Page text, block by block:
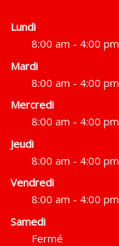
Lundi
8:00 am - 4:00 pm
Mardi
8:00 am - 4:00 pm
Mercredi
8:00 am - 4:00 pm
Jeudi
8:00 am - 4:00 pm
Vendredi
8:00 am - 4:00 pm
Samedi
Fermé